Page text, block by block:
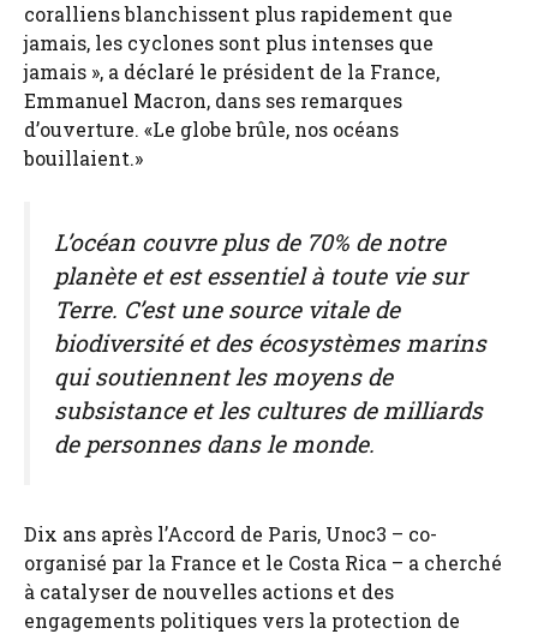
coralliens blanchissent plus rapidement que
jamais, les cyclones sont plus intenses que
jamais », a déclaré le président de la France,
Emmanuel Macron, dans ses remarques
d’ouverture. «Le globe brûle, nos océans
bouillaient.»
L’océan couvre plus de 70% de notre
planète et est essentiel à toute vie sur
Terre. C’est une source vitale de
biodiversité et des écosystèmes marins
qui soutiennent les moyens de
subsistance et les cultures de milliards
de personnes dans le monde.
Dix ans après l’Accord de Paris, Unoc3 – co-
organisé par la France et le Costa Rica – a cherché
à catalyser de nouvelles actions et des
engagements politiques vers la protection de